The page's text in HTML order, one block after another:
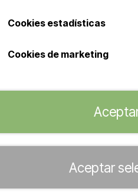
Cookies estadísticas
Cookies de marketing
Aceptar